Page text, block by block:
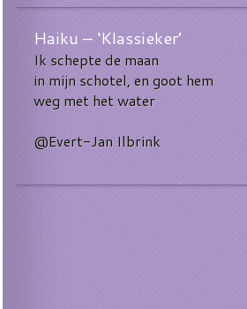
Haiku – ‘Klassieker’
Ik schepte de maan
in mijn schotel, en goot hem
weg met het water
@Evert-Jan Ilbrink